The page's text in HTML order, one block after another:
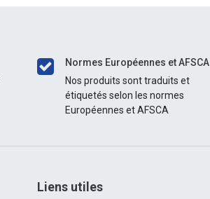
Normes Européennes et AFSCA
Nos produits sont traduits et
étiquetés selon les normes
Européennes et AFSCA
Liens utiles